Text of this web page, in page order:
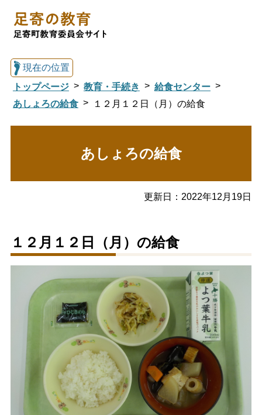
図書館 国際交流
生涯学習 文化・スポーツ
文字サイズ
標準 拡大
色合い
白 黒 黄 青
現在の位置
トップページ
教育・手続き
給食センター
あしょろの給食
１２月１２日（月）の給食
あしょろの給食
更新日： 2022年12月19日
１２月１２日（月）の給食